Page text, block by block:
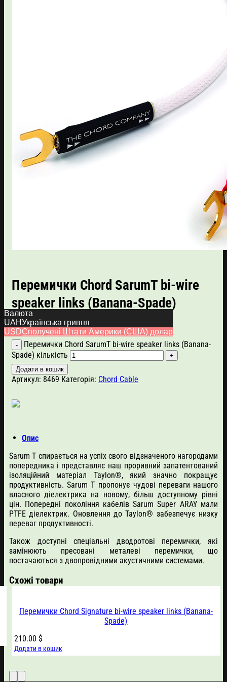
Перемички Chord SarumT bi-wire
speaker links (Banana-Spade)
540.00$
Перемички Chord SarumT bi-wire speaker links (Banana-
Spade) кількість
Додати в кошик
Артикул: 8469 Категорія: Chord Cable
Опис
Sarum T спирається на успіх свого відзначеного нагородами
попередника і представляє наш проривний запатентований
ізоляційний матеріал Taylon®, який значно покращує
продуктивність. Sarum T пропонує чудові переваги нашого
власного діелектрика на новому, більш доступному рівні
цін. Попередні покоління кабелів Sarum Super ARAY мали
PTFE діелектрик. Оновлення до Taylon® забезпечує низку
переваг продуктивності.
Також доступні спеціальні дводротові перемички, які
замінюють пресовані металеві перемички, що
постачаються з двопровідними акустичними системами.
Схожі товари
Перемички Chord Signature bi-wire speaker links (Banana-
Spade)
210.00 $
Додати в кошик
Валюта
UAHУкраїнська гривня
USDСполучені Штати Америки (США) долар